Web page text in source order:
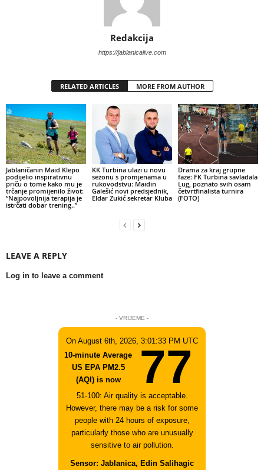
Redakcija
https://jablanicalive.com
RELATED ARTICLES MORE FROM AUTHOR
Jablaničanin Maid Klepo
podijelio inspirativnu
priču o tome kako mu je
trčanje promijenilo život:
“Najpovoljnija terapija je
istrčati dobar trening..”
KK Turbina ulazi u novu
sezonu s promjenama u
rukovodstvu: Maidin
Galešić novi predsjednik,
Eldar Zukić sekretar Kluba
Drama za kraj grupne
faze: FK Turbina savladala
Lug, poznato svih osam
četvrtfinalista turnira
(FOTO)
LEAVE A REPLY
Log in to leave a comment
- VRIJEME -
On August 6th, 2026, 3:01:33 PM UTC
10-minute Average
US EPA PM2.5
(AQI) is now
77
51-100: Air quality is acceptable.
However, there may be a risk for some
people with 24 hours of exposure,
particularly those who are unusually
sensitive to air pollution.
Sensor: Jablanica, Edin Salihagic